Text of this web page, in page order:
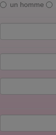
un homme